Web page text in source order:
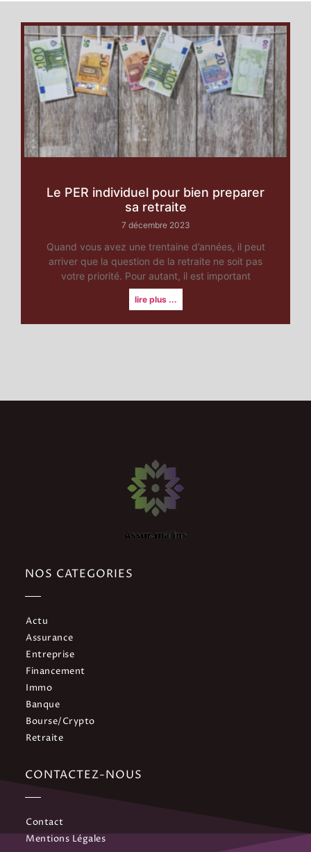
Le PER individuel pour bien preparer
sa retraite
7 décembre 2023
Quand vous avez une trentaine d’années, il peut
arriver que la question de la retraite ne soit pas
votre priorité. Pour autant, il est important
lire plus ...
NOS CATEGORIES
Actu
Assurance
Entreprise
Financement
Immo
Banque
Bourse/Crypto
Retraite
CONTACTEZ-NOUS
Contact
Mentions Légales